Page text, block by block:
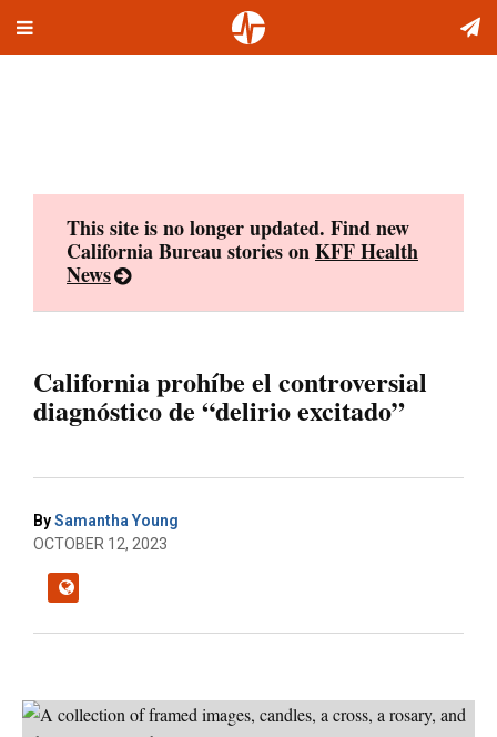
Toggle
This site is no longer updated. Find new
California Bureau stories onKFF Health
News
California prohíbe el controversial
diagnóstico de “delirio excitado”
BySamantha Young
OCTOBER 12, 2023